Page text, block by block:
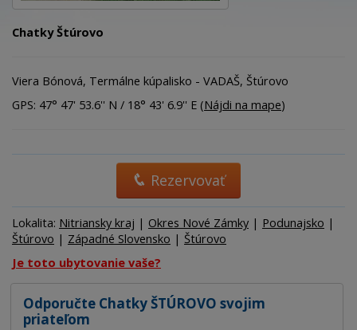
Chatky Štúrovo
Viera Bónová, Termálne kúpalisko - VADAŠ, Štúrovo
GPS: 47° 47' 53.6'' N / 18° 43' 6.9'' E (Nájdi na mape)
Rezervovať
Lokalita: Nitriansky kraj | Okres Nové Zámky | Podunajsko |
Štúrovo | Západné Slovensko | Štúrovo
Je toto ubytovanie vaše?
Odporučte Chatky ŠTÚROVO svojim
priateľom